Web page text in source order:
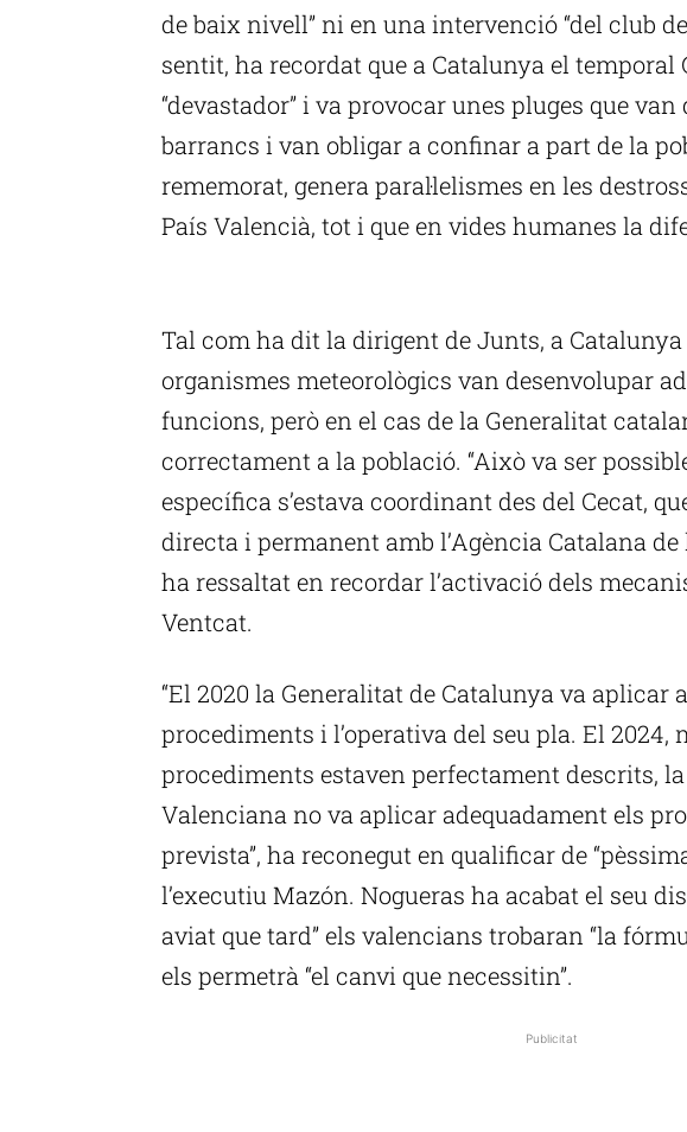
de baix nivell” ni en una intervenció “del club
sentit, ha recordat que a Catalunya el temporal
“devastador” i va provocar unes pluges que
barrancs i van obligar a confinar a part de la
rememorat, genera paral·lelismes en les
País Valencià, tot i que en vides humanes la
Tal com ha dit la dirigent de Junts, a
organismes meteorològics van desenvolupar
funcions, però en el cas de la Generalitat
correctament a la població. “Això va ser
específica s’estava coordinant des del Cecat,
directa i permanent amb l’Agència Catalana de
ha ressaltat en recordar l’activació dels
Ventcat.
“El 2020 la Generalitat de Catalunya va aplicar
procediments i l’operativa del seu pla. El 2024,
procediments estaven perfectament descrits,
Valenciana no va aplicar adequadament els
prevista”, ha reconegut en qualificar de
l’executiu Mazón. Nogueras ha acabat el seu
aviat que tard” els valencians trobaran “la
els permetrà “el canvi que necessitin”.
Publicitat